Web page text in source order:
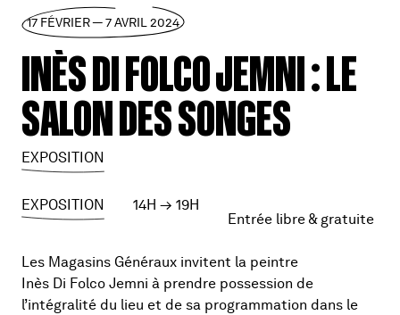
17 FÉVRIER — 7 AVRIL 2024
INÈS DI FOLCO JEMNI : LE
SALON DES SONGES
EXPOSITION
EXPOSITION 14H → 19H
Entrée libre & gratuite
Les Magasins Généraux invitent la peintre
Inès Di Folco Jemni à prendre possession de
l’intégralité du lieu et de sa programmation dans le